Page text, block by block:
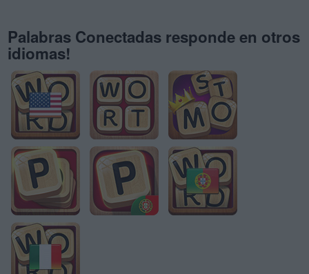
Palabras Conectadas responde en otros
idiomas!